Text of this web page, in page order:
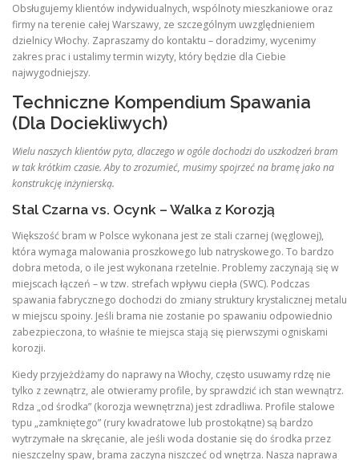
Obsługujemy klientów indywidualnych, wspólnoty mieszkaniowe oraz
firmy na terenie całej Warszawy, ze szczególnym uwzględnieniem
dzielnicy Włochy. Zapraszamy do kontaktu – doradzimy, wycenimy
zakres prac i ustalimy termin wizyty, który będzie dla Ciebie
najwygodniejszy.
Techniczne Kompendium Spawania
(Dla Dociekliwych)
Wielu naszych klientów pyta, dlaczego w ogóle dochodzi do uszkodzeń bram
w tak krótkim czasie. Aby to zrozumieć, musimy spojrzeć na bramę jako na
konstrukcję inżynierską.
Stal Czarna vs. Ocynk – Walka z Korozją
Większość bram w Polsce wykonana jest ze stali czarnej (węglowej),
która wymaga malowania proszkowego lub natryskowego. To bardzo
dobra metoda, o ile jest wykonana rzetelnie. Problemy zaczynają się w
miejscach łączeń – w tzw. strefach wpływu ciepła (SWC). Podczas
spawania fabrycznego dochodzi do zmiany struktury krystalicznej metalu
w miejscu spoiny. Jeśli brama nie zostanie po spawaniu odpowiednio
zabezpieczona, to właśnie te miejsca stają się pierwszymi ogniskami
korozji.
Kiedy przyjeżdżamy do naprawy na Włochy, często usuwamy rdzę nie
tylko z zewnątrz, ale otwieramy profile, by sprawdzić ich stan wewnątrz.
Rdza „od środka” (korozja wewnętrzna) jest zdradliwa. Profile stalowe
typu „zamkniętego” (rury kwadratowe lub prostokątne) są bardzo
wytrzymałe na skręcanie, ale jeśli woda dostanie się do środka przez
nieszczelny spaw, brama zaczyna niszczeć od wnętrza. Nasza naprawa